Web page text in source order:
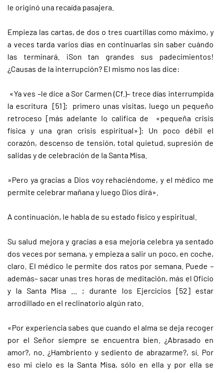
le originó una recaída pasajera.
Empieza las cartas, de dos o tres cuartillas como máximo, y
a veces tarda varios días en continuarlas sin saber cuándo
las terminará. ¡Son tan grandes sus padecimientos!
¿Causas de la interrupción? El mismo nos las dice:
«Ya ves –le dice a Sor Carmen (Cf.)– trece días interrumpida
la escritura [51]; primero unas visitas, luego un pequeño
retroceso [más adelante lo califica de «pequeña crisis
física y una gran crisis espiritual»]: Un poco débil el
corazón, descenso de tensión, total quietud, supresión de
salidas y de celebración de la Santa Misa.
»Pero ya gracias a Dios voy rehaciéndome, y el médico me
permite celebrar mañana y luego Dios dirá».
A continuación, le habla de su estado físico y espiritual.
Su salud mejora y gracias a esa mejoría celebra ya sentado
dos veces por semana, y empieza a salir un poco, en coche,
claro. El médico le permite dos ratos por semana. Puede –
además– sacar unas tres horas de meditación, más el Oficio
y la Santa Misa ... ; durante los Ejercicios [52] estar
arrodillado en el reclinatorio algún rato.
«Por experiencia sabes que cuando el alma se deja recoger
por el Señor siempre se encuentra bien. ¿Abrasado en
amor?, no. ¿Hambriento y sediento de abrazarme?, sí. Por
eso mi cielo es la Santa Misa, sólo en ella y por ella se